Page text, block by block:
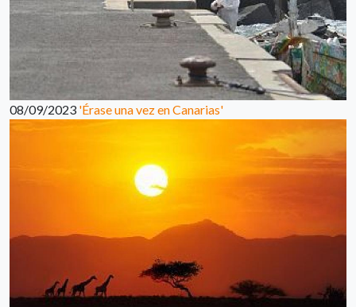
08/09/2023 'Érase una vez en Canarias'